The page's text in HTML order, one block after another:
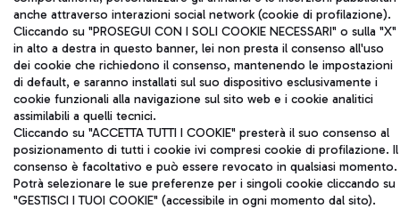
Aeroporti di Roma S.p.A. - Società soggetta a direzione e
coordinamento di Mundys S.p.A.
Codice fiscale e Registro delle Imprese di Roma 13032990155 P.
IVA 06572251004
Capitale sociale 62.224.743,00 int. vers.
Sede legale: Via Pier Paolo Racchetti 1 - 00054 Fiumicino (RM)
telefono +39 06 65951
Privacy policy
Note legali
Mappa sito
Accessibilità
anche attraverso interazioni social network (cookie di profilazione).
Cliccando su "PROSEGUI CON I SOLI COOKIE NECESSARI" o sulla "X"
in alto a destra in questo banner, lei non presta il consenso all'uso
dei cookie che richiedono il consenso, mantenendo le impostazioni
di default, e saranno installati sul suo dispositivo esclusivamente i
cookie funzionali alla navigazione sul sito web e i cookie analitici
assimilabili a quelli tecnici.
Cliccando su "ACCETTA TUTTI I COOKIE" presterà il suo consenso al
posizionamento di tutti i cookie ivi compresi cookie di profilazione. Il
consenso è facoltativo e può essere revocato in qualsiasi momento.
Potrà selezionare le sue preferenze per i singoli cookie cliccando su
"GESTISCI I TUOI COOKIE" (accessibile in ogni momento dal sito).